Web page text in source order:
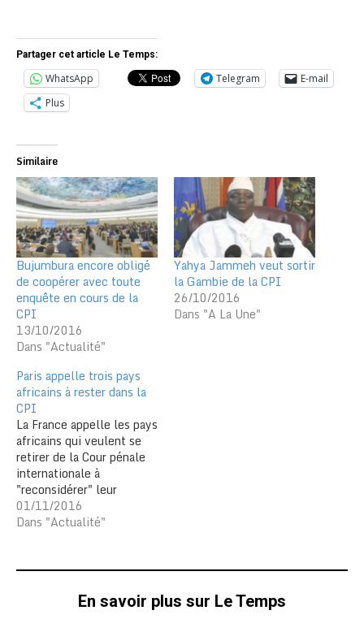
Partager cet article Le Temps:
WhatsApp Telegram
E-mail
Plus
Similaire
Bujumbura encore obligé
de coopérer avec toute
enquête en cours de la
CPI
13/10/2016
Dans "Actualité"
Yahya Jammeh veut sortir
la Gambie de la CPI
26/10/2016
Dans "A La Une"
Paris appelle trois pays
africains à rester dans la
CPI
La France appelle les pays
africains qui veulent se
retirer de la Cour pénale
internationale à
"reconsidérer" leur
décision, a déclaré le
ministère français des
et la Gambie ont annoncé
de la CPI, qu'ils accusent
01/11/2016
Dans "Actualité"
En savoir plus sur Le Temps